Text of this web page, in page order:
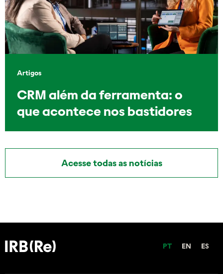
Artigos
CRM além da ferramenta: o
que acontece nos bastidores
Acesse todas as notícias
PT EN ES